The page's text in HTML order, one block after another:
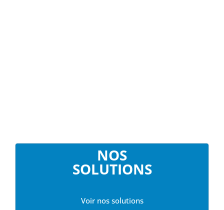
NOS
SOLUTIONS
Voir nos solutions